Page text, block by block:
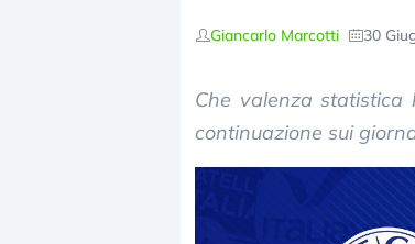
Giancarlo Marcotti 30
Che valenza
continuazione sui